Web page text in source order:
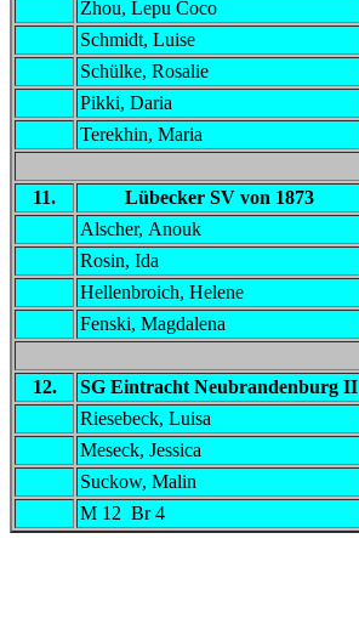
Zhou, Lepu Coco
Schmidt, Luise
Schülke, Rosalie
Pikki, Daria
Terekhin, Maria
11. Lübecker SV von 1873
Alscher, Anouk
Rosin, Ida
Hellenbroich, Helene
Fenski, Magdalena
12. SG Eintracht Neubrandenburg II
Riesebeck, Luisa
Meseck, Jessica
Suckow, Malin
M 12 Br 4